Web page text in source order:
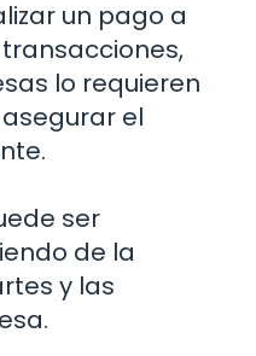
un pago a
lo requieren
el
ser
de la
y las